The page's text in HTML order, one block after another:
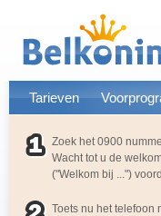
Tarieven
Zoek het 0900
Wacht tot u de
("Welkom bij ...")
Toets nu het telefoon